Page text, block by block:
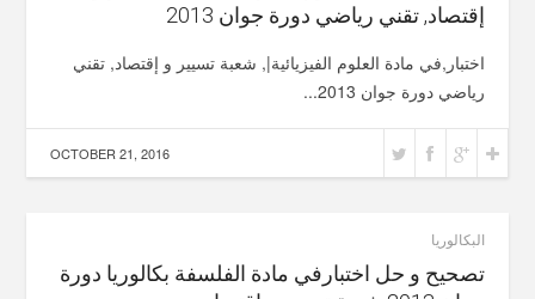
إقتصاد, تقني رياضي دورة جوان 2013
اختبار,في مادة العلوم الفيزيائية|, شعبة تسيير و إقتصاد, تقني
رياضي دورة جوان 2013...
OCTOBER 21, 2016
البكالوريا
تصحيح و حل اختبارفي مادة الفلسفة بكالوريا دورة